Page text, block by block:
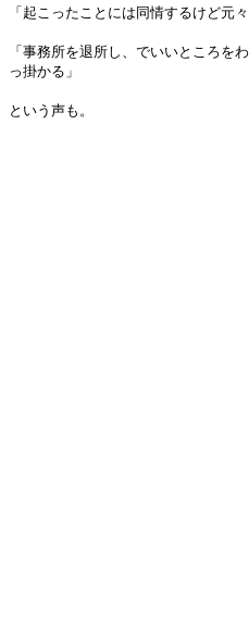
「起こったことには同情するけど元
「事務所を退所し、でいいところを
っ掛かる」
という声も。